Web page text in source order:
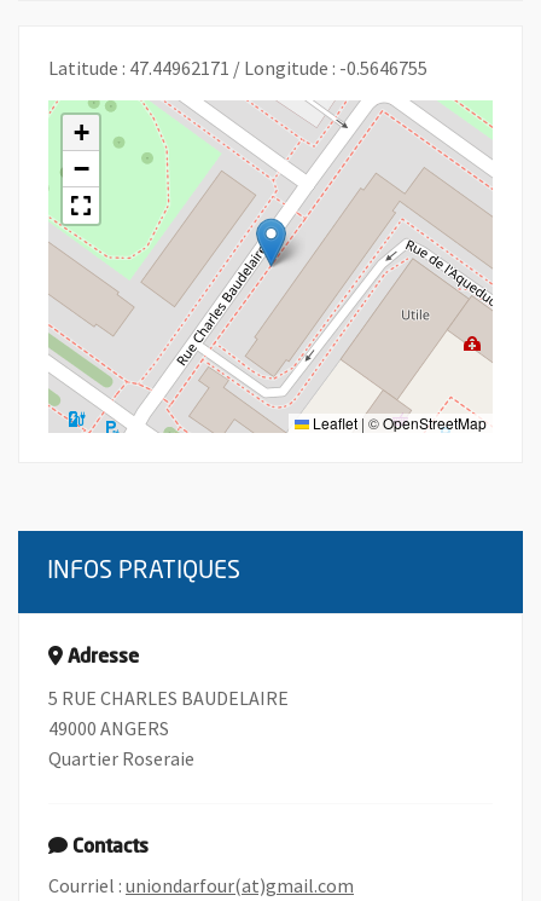
Latitude : 47.44962171 / Longitude : -0.5646755
+
−
Leaflet | ©OpenStreetMap
INFOS PRATIQUES
Adresse
5 RUE CHARLES BAUDELAIRE
49000 ANGERS
Quartier Roseraie
Contacts
Courriel : uniondarfour(at)gmail.com